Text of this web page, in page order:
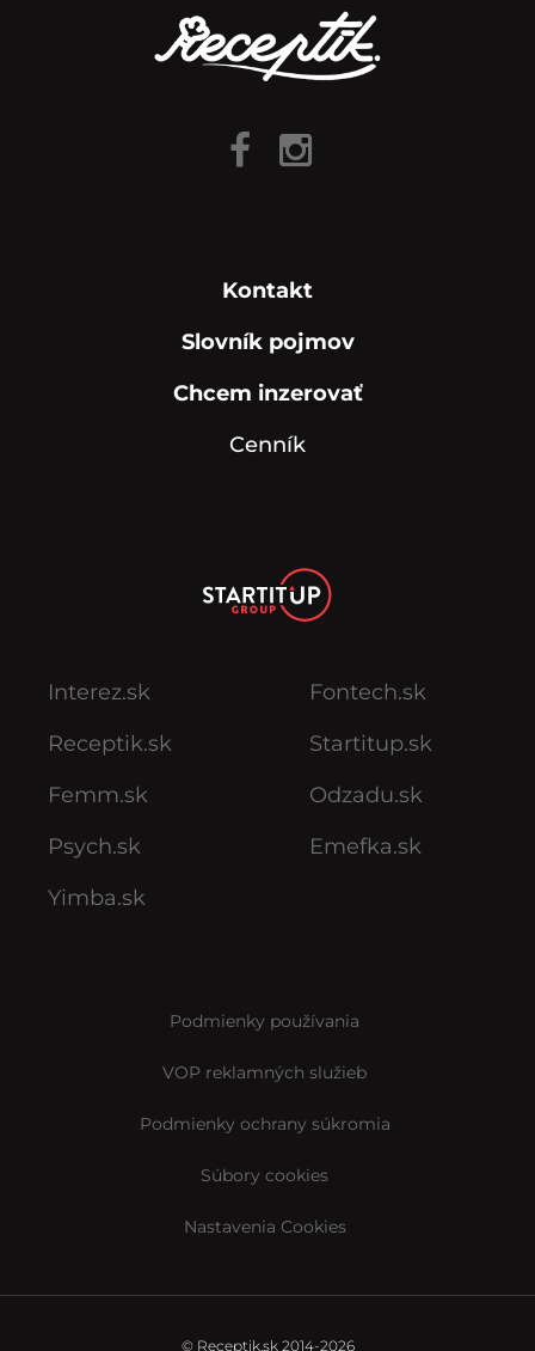
Kontakt
Slovník pojmov
Chcem inzerovať
Cenník
Interez.sk
Receptik.sk
Femm.sk
Psych.sk
Yimba.sk
Fontech.sk
Startitup.sk
Odzadu.sk
Emefka.sk
Podmienky používania
VOP reklamných služieb
Podmienky ochrany súkromia
Súbory cookies
Nastavenia Cookies
© Receptik.sk 2014-2026